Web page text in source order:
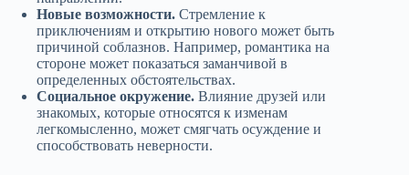
Новые возможности. Стремление к
приключениям и открытию нового может быть
причиной соблазнов. Например, романтика на
стороне может показаться заманчивой в
определенных обстоятельствах.
Социальное окружение. Влияние друзей или
знакомых, которые относятся к изменам
легкомысленно, может смягчать осуждение и
способствовать неверности.